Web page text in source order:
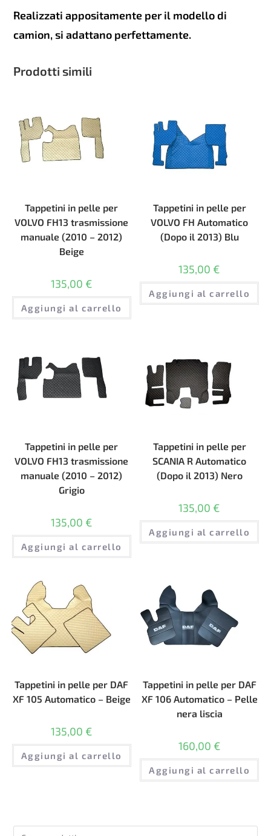
Realizzati appositamente per il modello di
camion, si adattano perfettamente.
Prodotti simili
Tappetini in pelle per
VOLVO FH13 trasmissione
manuale (2010 – 2012)
Beige
135,00 €
Aggiungi al carrello
Tappetini in pelle per
VOLVO FH Automatico
(Dopo il 2013) Blu
135,00 €
Aggiungi al carrello
Tappetini in pelle per
VOLVO FH13 trasmissione
manuale (2010 – 2012)
Grigio
135,00 €
Aggiungi al carrello
Tappetini in pelle per
SCANIA R Automatico
(Dopo il 2013) Nero
135,00 €
Aggiungi al carrello
Tappetini in pelle per DAF
XF 105 Automatico – Beige
135,00 €
Aggiungi al carrello
Tappetini in pelle per DAF
XF 106 Automatico – Pelle
nera liscia
160,00 €
Aggiungi al carrello